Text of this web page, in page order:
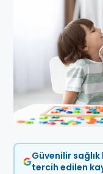
Güvenilir
tercih edilen